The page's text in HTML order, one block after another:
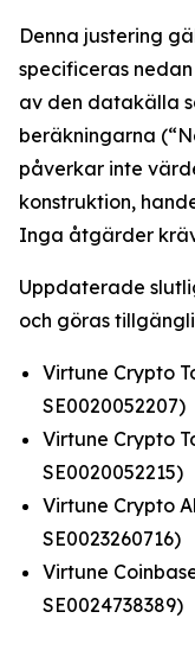
Denna justering
specificeras
av den datakälla
beräkningarna
påverkar inte
konstruktion,
Inga åtgärder
Uppdaterade
och göras
Virtune Crypto
SE0020052207)
Virtune Crypto
SE0020052215)
Virtune Crypto
SE0023260716)
Virtune
SE0024738389)